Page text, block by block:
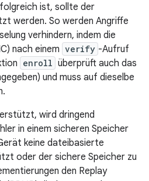
ist, sollte der
werden. So werden Angriffe
verhindern, indem die
nach einem verify -Aufruf
enroll überprüft auch das
und muss auf dieselbe
wird dringend
in einem sicheren Speicher
keine dateibasierte
oder der sichere Speicher zu
den Replay